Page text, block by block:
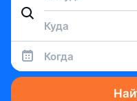
Когда